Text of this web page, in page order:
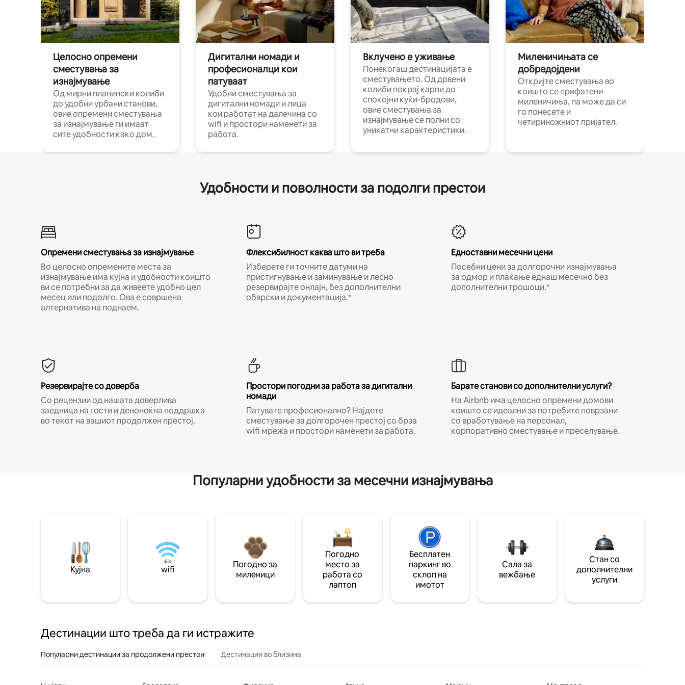
Целосно опремени
сместувања за
изнајмување
Од мирни планински колиби
до удобни урбани станови,
овие опремени сместувања
за изнајмување ги имаат
сите удобности како дом.
Дигитални номади и
професионалци кои
патуваат
Удобни сместувања за
дигитални номади и лица
кои работат на далечина со
wifi и простори наменети за
работа.
Вклучено е уживање
Понекогаш дестинацијата е
сместувањето. Од дрвени
колиби покрај карпи до
спокојни куќи-бродови,
овие сместувања за
изнајмување се полни со
уникатни карактеристики.
Миленичињата се
добредојдени
Откријте сместувања во
коишто се прифатени
миленичиња, па може да си
го понесете и
четириножниот пријател.
Удобности и поволности за подолги престои
Опремени сместувања за изнајмување
Во целосно опремените места за
изнајмување има кујна и удобности коишто
ви се потребни за да живеете удобно цел
месец или подолго. Ова е совршена
алтернатива на поднаем.
Флексибилност каква што ви треба
Изберете ги точните датуми на
пристигнување и заминување и лесно
резервирајте онлајн, без дополнителни
обврски и документација.*
Едноставни месечни цени
Посебни цени за долгорочни изнајмувања
за одмор и плаќање еднаш месечно без
дополнителни трошоци.*
Резервирајте со доверба
Со рецензии од нашата доверлива
заедница на гости и деноноќна поддршка
во текот на вашиот продолжен престој.
Простори погодни за работа за дигитални
номади
Патувате професионално? Најдете
сместување за долгорочен престој со брза
wifi мрежа и простори наменети за работа.
Барате станови со дополнителни услуги?
На Airbnb има целосно опремени домови
коишто се идеални за потребите поврзани
со вработување на персонал,
корпоративно сместување и преселување.
Популарни удобности за месечни изнајмувања
Кујна wifi
Погодно за
миленици
Погодно
место за
работа со
лаптоп
Бесплатен
паркинг во
склоп на
имотот
Сала за
вежбање
Стан со
дополнителни
услуги
Дестинации што треба да ги истражите
Популарни дестинации за продолжени престои Дестинации во близина